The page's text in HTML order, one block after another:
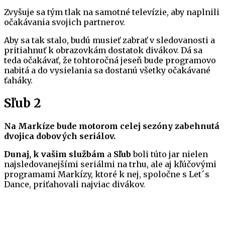
Zvyšuje sa tým tlak na samotné televízie, aby naplnili
očakávania svojich partnerov.
Aby sa tak stalo, budú musieť zabrať v sledovanosti a
pritiahnuť k obrazovkám dostatok divákov. Dá sa
teda očakávať, že tohtoročná jeseň bude programovo
nabitá a do vysielania sa dostanú všetky očakávané
ťaháky.
Sľub 2
Na Markíze bude motorom celej sezóny zabehnutá
dvojica dobových seriálov.
Dunaj, k vašim službám a Sľub boli túto jar nielen
najsledovanejšími seriálmi na trhu, ale aj kľúčovými
programami Markízy, ktoré k nej, spoločne s Let´s
Dance, priťahovali najviac divákov.